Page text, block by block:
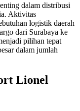
dalam distribusi
Aktivitas
logistik daerah
dari Surabaya ke
pilihan tepat
dalam jumlah
Lionel